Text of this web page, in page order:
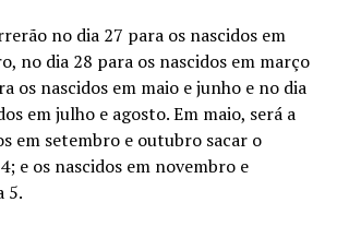
no dia 27 para os nascidos em
no dia 28 para os nascidos em março
os nascidos em maio e junho e no dia
em julho e agosto. Em maio, será a
em setembro e outubro sacar o
e os nascidos em novembro e
5.